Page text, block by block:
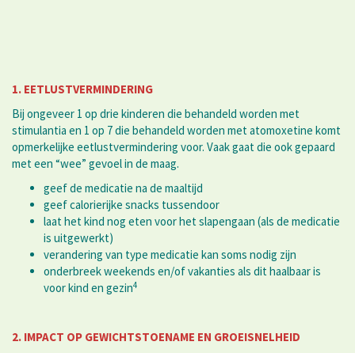
1. EETLUSTVERMINDERING
Bij ongeveer 1 op drie kinderen die behandeld worden met
stimulantia en 1 op 7 die behandeld worden met atomoxetine komt
opmerkelijke eetlustvermindering voor. Vaak gaat die ook gepaard
met een “wee” gevoel in de maag.
geef de medicatie na de maaltijd
geef calorierijke snacks tussendoor
laat het kind nog eten voor het slapengaan (als de medicatie
is uitgewerkt)
verandering van type medicatie kan soms nodig zijn
onderbreek weekends en/of vakanties als dit haalbaar is
voor kind en gezin4
2. IMPACT OP GEWICHTSTOENAME EN GROEISNELHEID